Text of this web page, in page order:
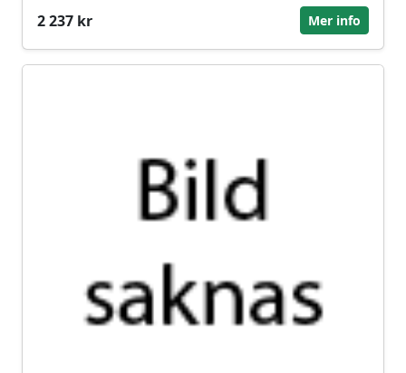
2 237 kr Mer info